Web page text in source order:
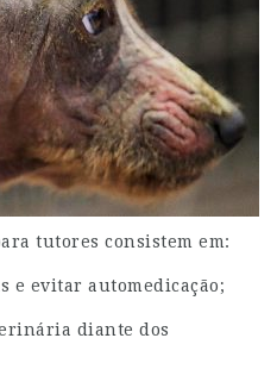
tutores consistem em:
e evitar automedicação;
diante dos